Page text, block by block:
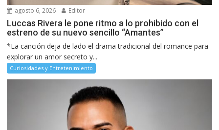
agosto 6, 2026 Editor
Luccas Rivera le pone ritmo a lo prohibido con el
estreno de su nuevo sencillo “Amantes”
*La canción deja de lado el drama tradicional del romance para
explorar un amor secreto y...
Curiosidades y Entretenimiento